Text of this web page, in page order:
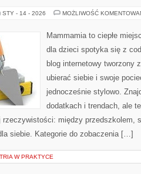
STY - 14 - 2026 MOŻLIWOŚĆ
Mammamia to ciepłe
dla dzieci spotyka się z
blog internetowy tworzony
ubierać siebie i swoje
jednocześnie stylowo.
dodatkach i trendach, ale
rzeczywistości: między przedszkolem,
siebie. Kategorie do zobaczenia […]
W PRAKTYCE